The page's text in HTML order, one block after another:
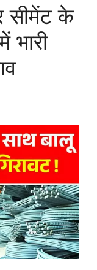
सीमेंट के
भारी